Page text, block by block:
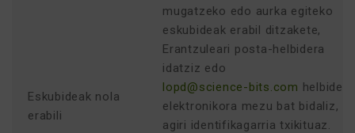
Eskubideak nola
erabili
mugatzeko edo aurka egiteko
eskubideak erabil ditzakete,
Erantzuleari posta-helbidera
idatziz edo
lopd@science-bits.com helbide
elektronikora mezu bat bidaliz,
agiri identifikagarria txikituaz.